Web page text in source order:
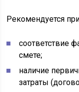
Рекомендуется
соответствие
смете;
наличие
затраты